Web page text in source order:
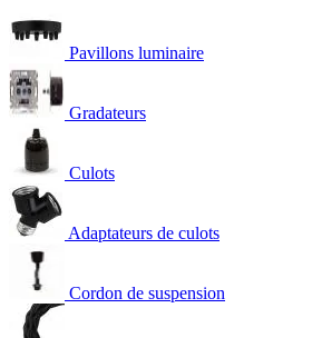
Pavillons luminaire
Gradateurs
Culots
Adaptateurs de culots
Cordon de suspension